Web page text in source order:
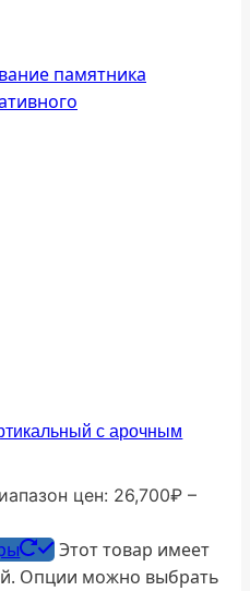
с арочным
цен: 26,700₽ –
Этот товар имеет
Опции можно выбрать